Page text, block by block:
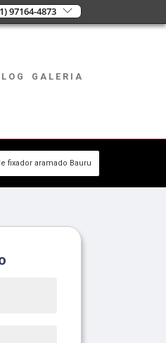
97164-4873
GALERIA
fixador aramado Bauru